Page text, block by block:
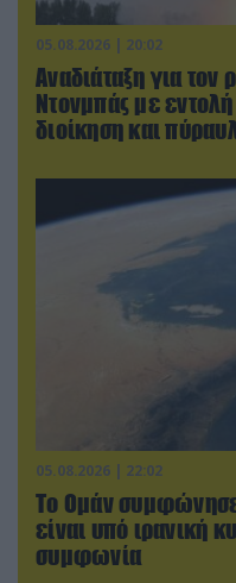
05.08.2026 | 20:02
Αναδιάταξη για τον
Ντονμπάς με
διοίκηση και
05.08.2026 | 22:02
Το Ομάν συμφώνησε
είναι υπό ιρανική
συμφωνία